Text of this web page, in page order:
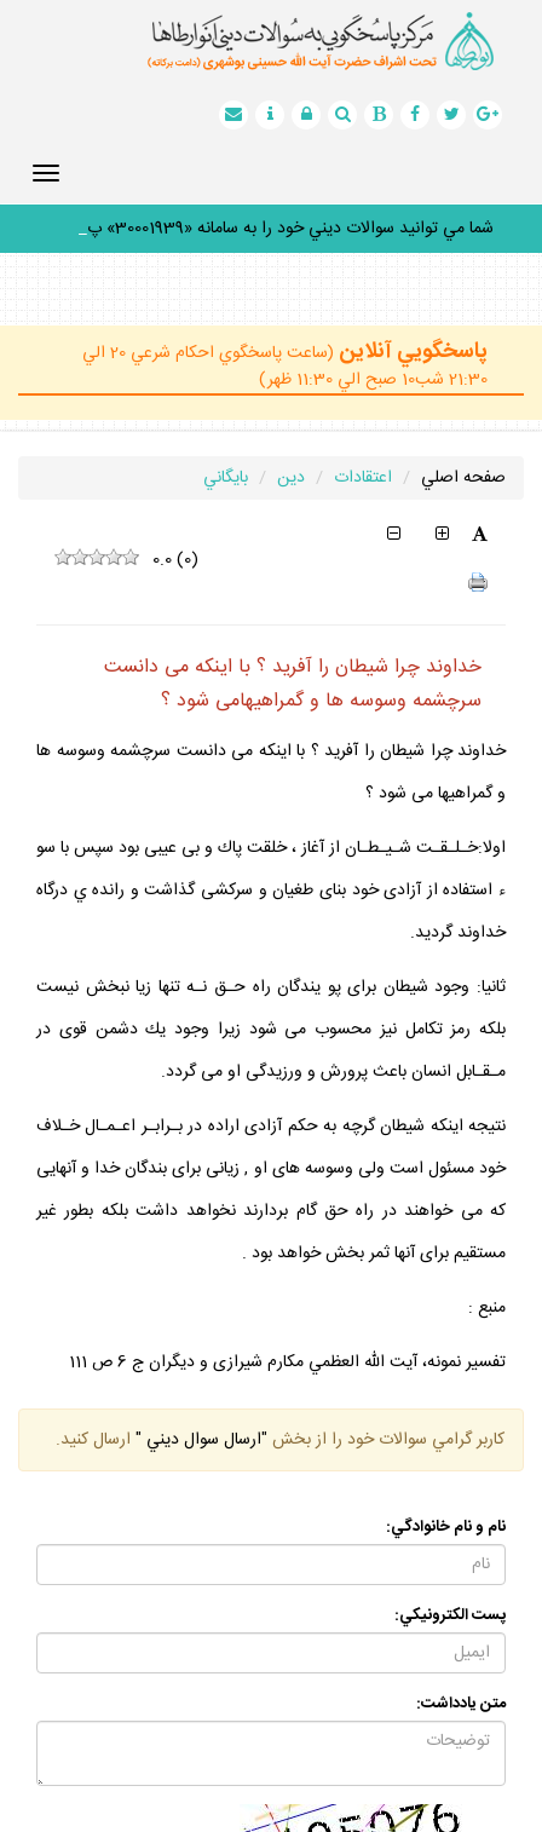
شما مي توانيد سوالات ديني خود را به سامانه «30001939» پيا
_
پاسخگويي آنلاين
(ساعت پاسخگوي احكام شرعي 20 الي
21:30 شب10 صبح الي 11:30 ظهر)
صفحه اصلي اعتقادات دين بايگاني
0.0(0)
خداوند چرا شيطان را آفريد ؟ با اينكه مى دانست
سرچشمه وسوسه ها و گمراهيهامى شود ؟
خداوند چرا شيطان را آفريد ؟ با اينكه مى دانست سرچشمه وسوسه ها
و گمراهيها مى شود ؟
اولا:خـلـقـت شـيـطـان از آغاز ، خلقت پاك و بى عيبى بود سپس با سو
ء استفاده از آزادى خود بناى طغيان و سركشى گذاشت و رانده ي درگاه
خداوند گرديد.
ثانيا: وجود شيطان براى پو يندگان راه حـق نـه تنها زيا نبخش نيست
بلكه رمز تكامل نيز محسوب مى شود زيرا وجود يك دشمن قوى در
مـقـابل انسان باعث پرورش و ورزيدگى او مى گردد.
نتيجه اينكه شيطان گرچه به حكم آزادى اراده در بـرابـر اعـمـال خـلاف
خود مسئول است ولى وسوسه هاى او , زيانى براى بندگان خدا و آنهايى
كه مى خواهند در راه حق گام بردارند نخواهد داشت بلكه بطور غير
مستقيم براى آنها ثمر بخش خواهد بود .
منبع :
تفسير نمونه، آيت الله العظمي مكارم شيرازى و ديگران ج 6 ص 111
كاربر گرامي سوالات خود را از بخش "ارسال سوال ديني " ارسال كنيد.
نام و نام خانوادگي:
پست الكترونيكي:
متن يادداشت: